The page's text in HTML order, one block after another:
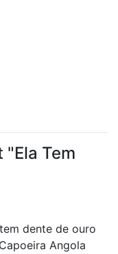
Tem
dente de ouro
Angola